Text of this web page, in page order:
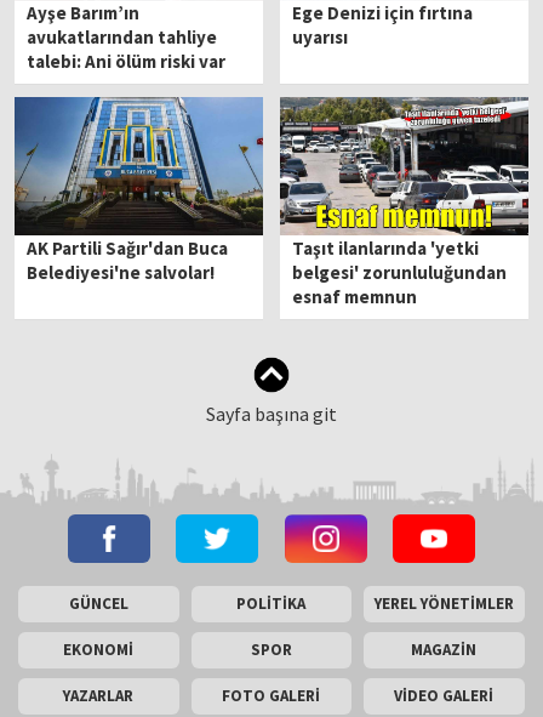
Ayşe Barım’ın
avukatlarından tahliye
talebi: Ani ölüm riski var
Ege Denizi için fırtına
uyarısı
AK Partili Sağır'dan Buca
Belediyesi'ne salvolar!
Taşıt ilanlarında 'yetki
belgesi' zorunluluğundan
esnaf memnun
Sayfa başına git
GÜNCEL POLİTİKA YEREL YÖNETİMLER
EKONOMİ SPOR MAGAZİN
YAZARLAR FOTO GALERİ VİDEO GALERİ